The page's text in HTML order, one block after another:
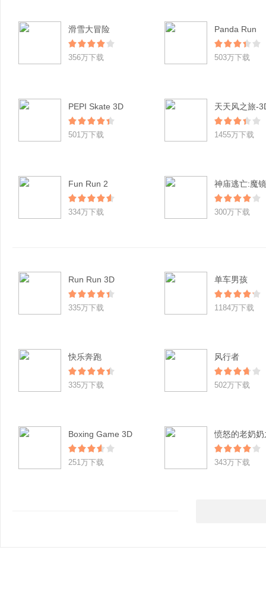
滑雪大冒险
356万下载
Panda Run
503万下载
PEPI Skate 3D
501万下载 1455万下载
Fun Run 2
334万下载
神庙逃亡:魔
300万下载
Run Run 3D
335万下载
单车男孩
1184万下载
快乐奔跑
335万下载
风行者
502万下载
Boxing Game 3D
251万下载 343万下载